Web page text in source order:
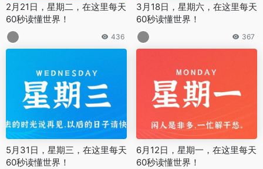
2月21日，星期二，在这里每天
60秒读懂世界！
436
3月18日，星期六，在这里每天
60秒读懂世界！
367
5月31日，星期三，在这里每天
60秒读懂世界！
6月12日，星期一，在这里每天
60秒读懂世界！